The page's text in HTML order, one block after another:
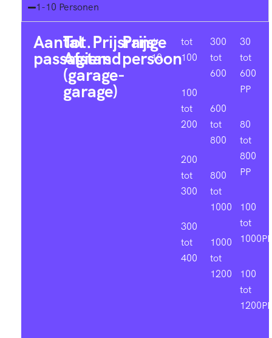
1-10 Personen
Aantal
passagiers
Tot.
Afstand
(garage-
garage)
Prijsrange
Prijs
persoon
1-
10
tot
100
100
tot
200
200
tot
300
300
tot
400
300
tot
600
600
tot
800
800
tot
1000
1000
tot
1200
30
tot
600
PP
80
tot
800
PP
100
tot
1000PP
100
tot
1200PP